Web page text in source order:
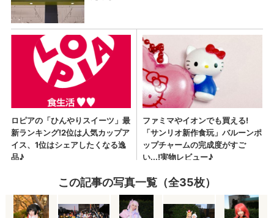
この記事の写真一覧（全35枚）